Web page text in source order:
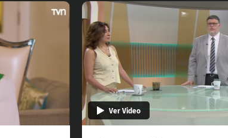
Ver Video